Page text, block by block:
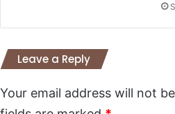
Leave a Reply
Your email address will not